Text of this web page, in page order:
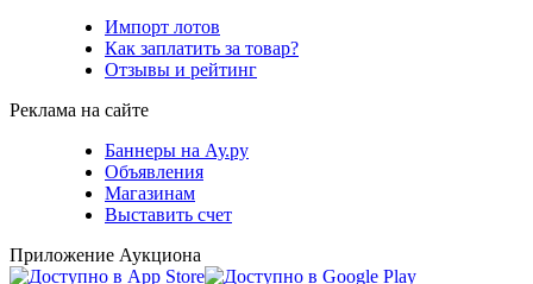
Импорт лотов
Как заплатить за товар?
Отзывы и рейтинг
Реклама на сайте
Баннеры на Ау.ру
Объявления
Магазинам
Выставить счет
Приложение Аукциона